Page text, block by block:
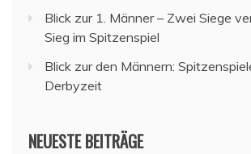
Blick zur 1. Männer – Zwei Siege
Sieg im Spitzenspiel
Blick zur den Männern:
Derbyzeit
NEUESTE BEITRÄGE